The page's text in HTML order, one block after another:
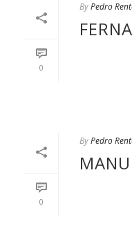
0
ByPedro
0
ByPedro